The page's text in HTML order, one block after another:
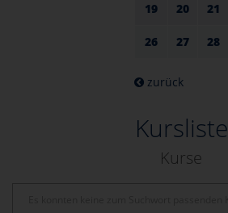
19 20 21
26 27 28
zurück
Kursliste
Kurse